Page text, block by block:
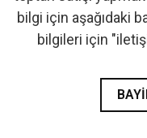
bilgi için aşağıdaki
bilgileri için